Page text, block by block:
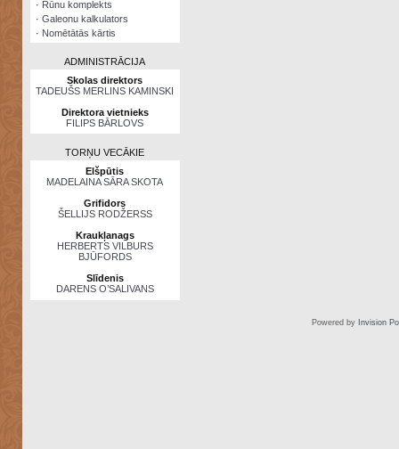
· Rūnu komplekts
· Galeonu kalkulators
· Nomētātās kārtis
ADMINISTRĀCIJA
Skolas direktors
TADEUŠS MERLINS KAMINSKI
Direktora vietnieks
FILIPS BĀRLOVS
TORŅU VECĀKIE
Elšpūtis
MADELAINA SĀRA SKOTA
Grifidors
ŠELLIJS RODŽERSS
Kraukļanags
HERBERTS VILBURS
BJŪFORDS
Slīdenis
DARENS O’SALIVANS
Powered by Invision